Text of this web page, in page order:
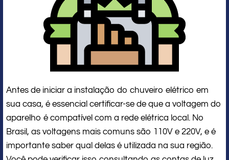
Antes de iniciar a instalação do chuveiro elétrico em
sua casa, é essencial certificar-se de que a voltagem do
aparelho é compatível com a rede elétrica local. No
Brasil, as voltagens mais comuns são 110V e 220V, e é
importante saber qual delas é utilizada na sua região.